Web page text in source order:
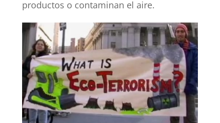
productos o contaminan el aire.